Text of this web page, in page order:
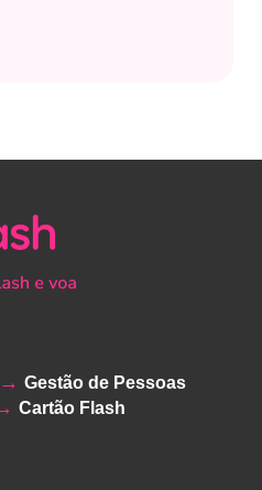
Gestão de Pessoas
Cartão Flash